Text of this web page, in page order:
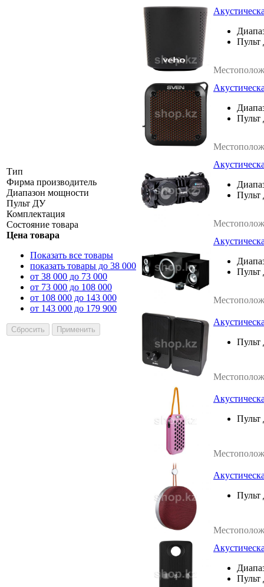
Тип
Фирма производитель
Диапазон мощности
Пульт ДУ
Комплектация
Состояние товара
Цена товара
Показать все товары
показать товары до 38 000
от 38 000 до 73 000
от 73 000 до 108 000
от 108 000 до 143 000
от 143 000 до 179 900